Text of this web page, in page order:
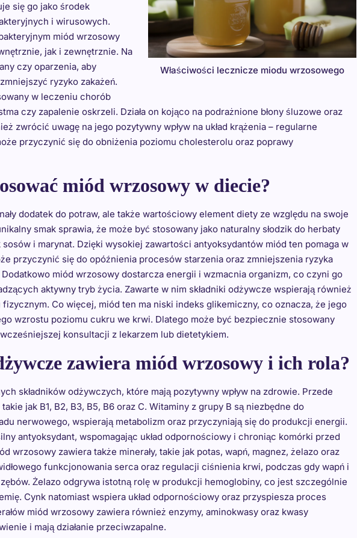
Właściwości lecznicze miodu wrzosowego
się go jako środek
i wirusowych.
miód wrzosowy
jak i zewnętrznie. Na
czy oparzenia, aby
ryzyko zakażeń.
w leczeniu chorób
czy zapalenie oskrzeli. Działa on kojąco na podrażnione błony śluzowe oraz
zwrócić uwagę na jego pozytywny wpływ na układ krążenia – regularne
przyczynić się do obniżenia poziomu cholesterolu oraz poprawy
miód wrzosowy w diecie?
dodatek do potraw, ale także wartościowy element diety ze względu na swoje
smak sprawia, że może być stosowany jako naturalny słodzik do herbaty
sosów i marynat. Dzięki wysokiej zawartości antyoksydantów miód ten pomaga w
przyczynić się do opóźnienia procesów starzenia oraz zmniejszenia ryzyka
miód wrzosowy dostarcza energii i wzmacnia organizm, co czyni go
aktywny tryb życia. Zawarte w nim składniki odżywcze wspierają również
fizycznym. Co więcej, miód ten ma niski indeks glikemiczny, co oznacza, że jego
wzrostu poziomu cukru we krwi. Dlatego może być bezpiecznie stosowany
konsultacji z lekarzem lub dietetykiem.
zawiera miód wrzosowy i ich rola?
składników odżywczych, które mają pozytywny wpływ na zdrowie. Przede
jak B1, B2, B3, B5, B6 oraz C. Witaminy z grupy B są niezbędne do
nerwowego, wspierają metabolizm oraz przyczyniają się do produkcji energii.
antyoksydant, wspomagając układ odpornościowy i chroniąc komórki przed
wrzosowy zawiera także minerały, takie jak potas, wapń, magnez, żelazo oraz
funkcjonowania serca oraz regulacji ciśnienia krwi, podczas gdy wapń i
Żelazo odgrywa istotną rolę w produkcji hemoglobiny, co jest szczególnie
Cynk natomiast wspiera układ odpornościowy oraz przyspiesza proces
miód wrzosowy zawiera również enzymy, aminokwasy oraz kwasy
i mają działanie przeciwzapalne.